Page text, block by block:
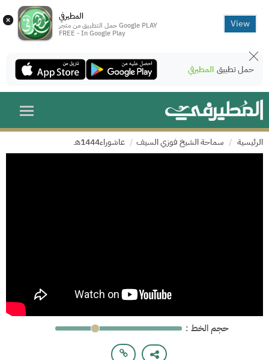
× المطيرفي
حمل التطبيق من متجر Google PLAY
FREE - In Google Play
View
حمل تطبيق المطيرفي
الرئيسية سماحة الشيخ فوزي السيف عاشوراء1444هـ
: حجم الخط